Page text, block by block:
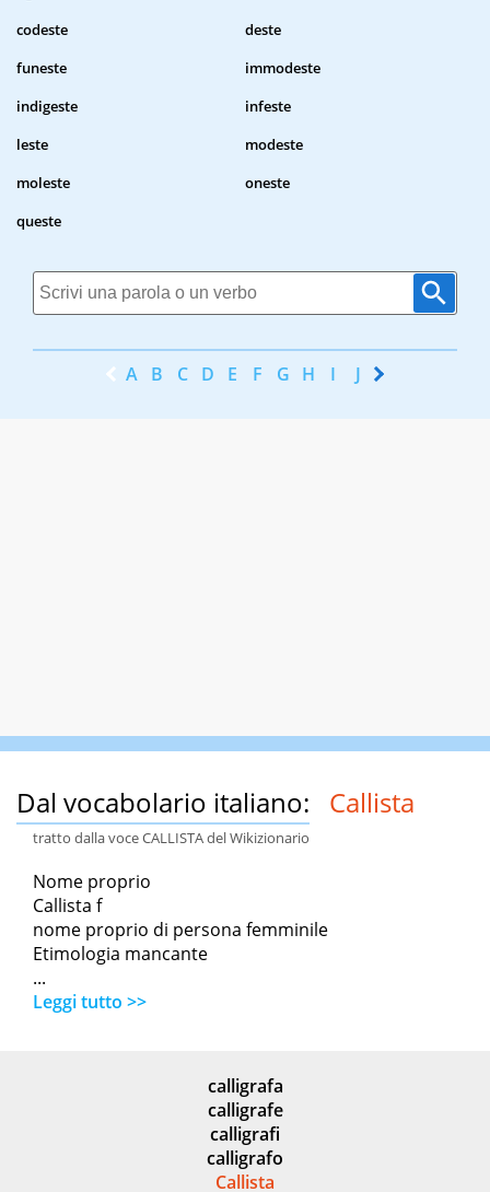
codeste
deste
funeste
immodeste
indigeste
infeste
leste
modeste
moleste
oneste
queste
A B C D E F G H I J K
Dal vocabolario italiano: Callista
tratto dalla voce CALLISTA del Wikizionario
Nome proprio
Callista f
nome proprio di persona femminile
Etimologia mancante
...
Leggi tutto >>
calligrafa
calligrafe
calligrafi
calligrafo
Callista